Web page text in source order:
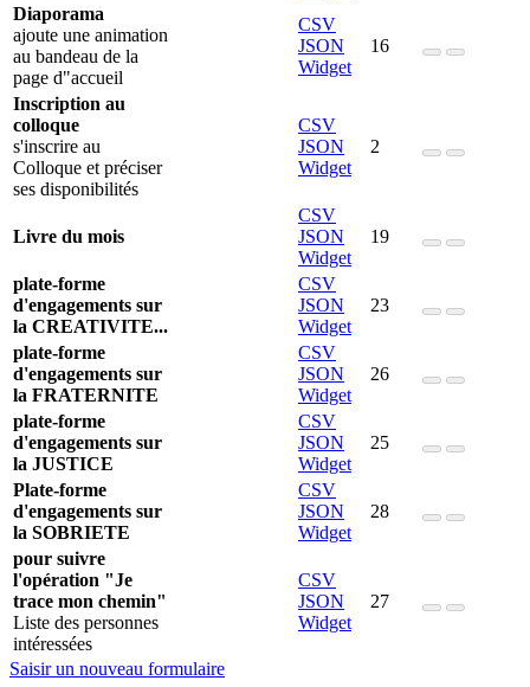
Diaporama
ajoute une animation
au bandeau de la
page d"accueil
CSV
JSON
Widget
16
Inscription au
colloque
s'inscrire au
Colloque et préciser
ses disponibilités
CSV
JSON
Widget
2
Livre du mois
CSV
JSON
Widget
19
plate-forme
d'engagements sur
la CREATIVITE...
CSV
JSON
Widget
23
plate-forme
d'engagements sur
la FRATERNITE
CSV
JSON
Widget
26
plate-forme
d'engagements sur
la JUSTICE
CSV
JSON
Widget
25
Plate-forme
d'engagements sur
la SOBRIETE
CSV
JSON
Widget
28
pour suivre
l'opération "Je
trace mon chemin"
Liste des personnes
intéressées
CSV
JSON
Widget
27
Saisir un nouveau formulaire